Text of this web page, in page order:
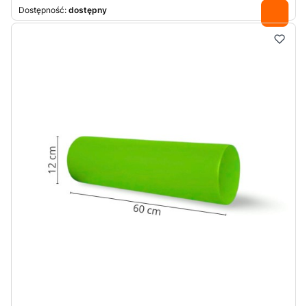
Dostępność: dostępny